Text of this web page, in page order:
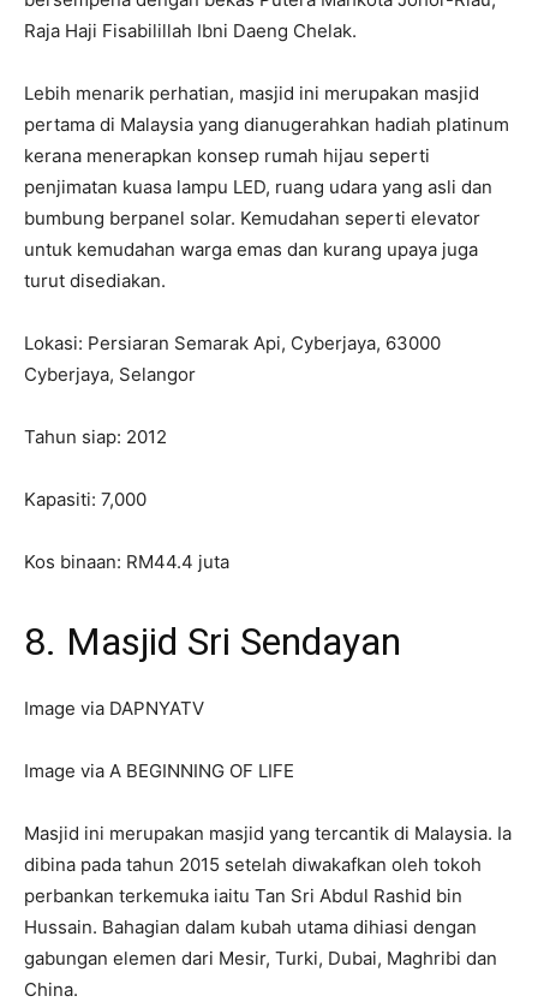
Raja Haji Fisabilillah Ibni Daeng Chelak.
Lebih menarik perhatian, masjid ini merupakan masjid
pertama di Malaysia yang dianugerahkan hadiah platinum
kerana menerapkan konsep rumah hijau seperti
penjimatan kuasa lampu LED, ruang udara yang asli dan
bumbung berpanel solar. Kemudahan seperti elevator
untuk kemudahan warga emas dan kurang upaya juga
turut disediakan.
Lokasi: Persiaran Semarak Api, Cyberjaya, 63000
Cyberjaya, Selangor
Tahun siap: 2012
Kapasiti: 7,000
Kos binaan: RM44.4 juta
8. Masjid Sri Sendayan
Image via DAPNYATV
Image via A BEGINNING OF LIFE
Masjid ini merupakan masjid yang tercantik di Malaysia. Ia
dibina pada tahun 2015 setelah diwakafkan oleh tokoh
perbankan terkemuka iaitu Tan Sri Abdul Rashid bin
Hussain. Bahagian dalam kubah utama dihiasi dengan
gabungan elemen dari Mesir, Turki, Dubai, Maghribi dan
China.